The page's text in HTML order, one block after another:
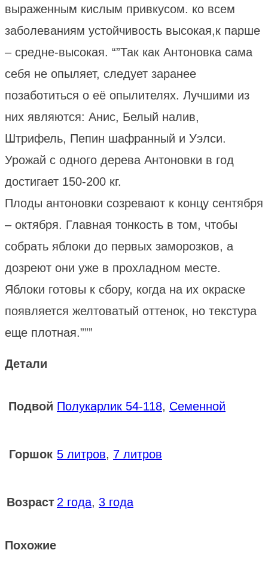
выраженным кислым привкусом. ко всем
заболеваниям устойчивость высокая,к парше
– средне-высокая. “”Так как Антоновка сама
себя не опыляет, следует заранее
позаботиться о её опылителях. Лучшими из
них являются: Анис, Белый налив,
Штрифель, Пепин шафранный и Уэлси.
Урожай с одного дерева Антоновки в год
достигает 150-200 кг.
Плоды антоновки созревают к концу сентября
– октября. Главная тонкость в том, чтобы
собрать яблоки до первых заморозков, а
дозреют они уже в прохладном месте.
Яблоки готовы к сбору, когда на их окраске
появляется желтоватый оттенок, но текстура
еще плотная.”””
Детали
Подвой Полукарлик 54-118, Семенной
Горшок 5 литров, 7 литров
Возраст 2 года, 3 года
Похожие